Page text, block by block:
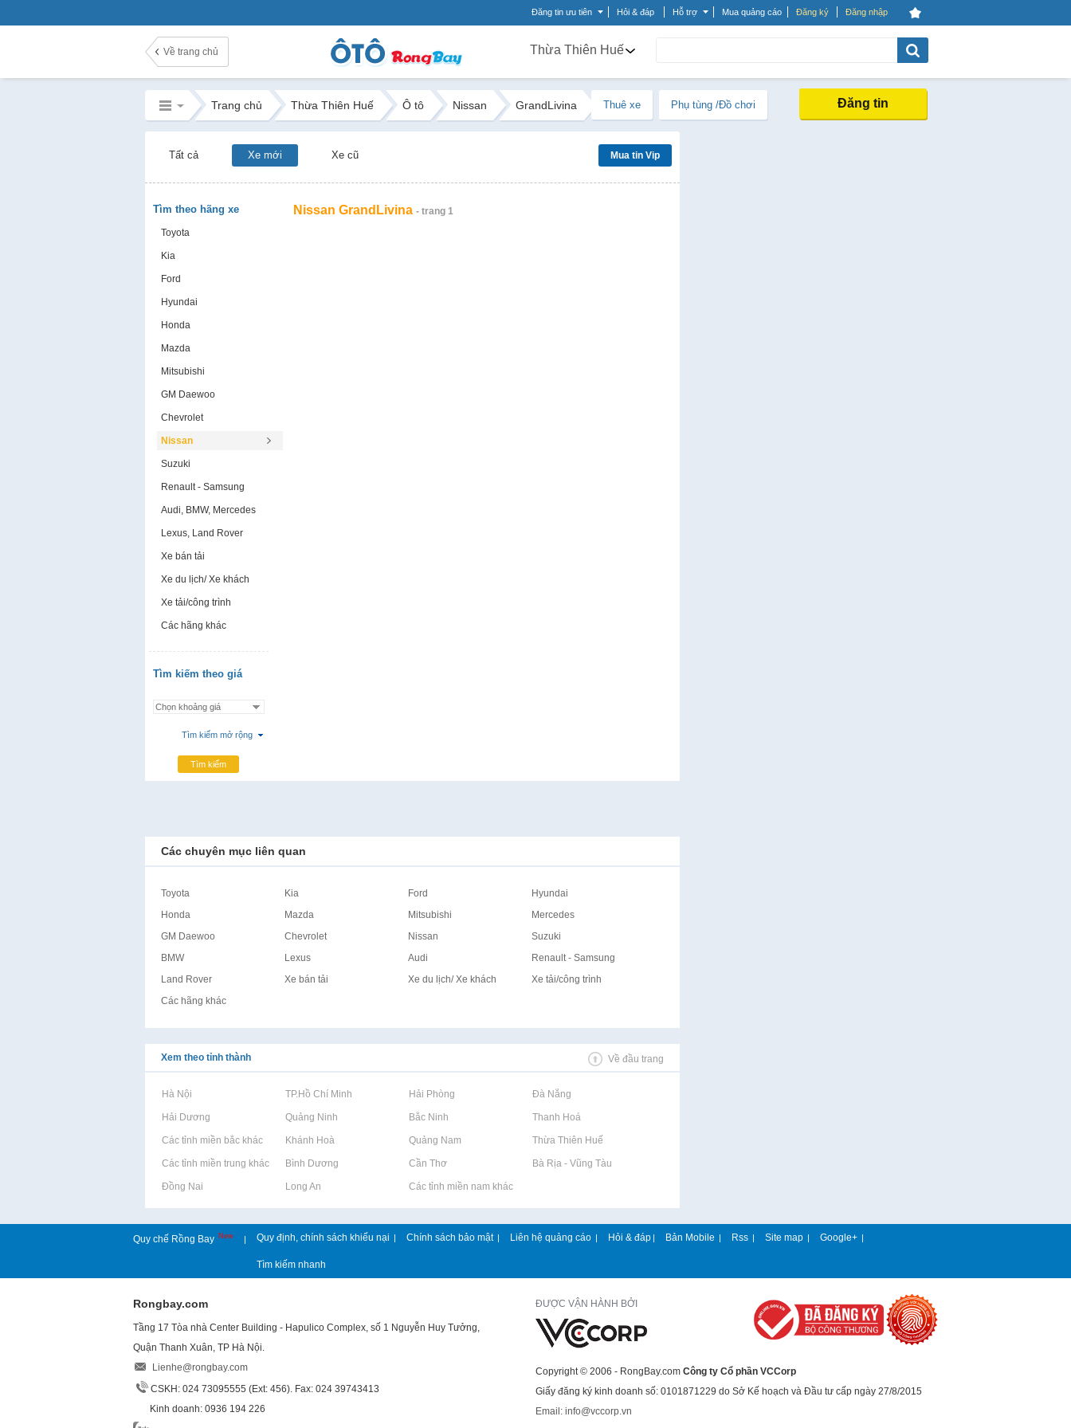
Đăng tin ưu tiên Hỏi & đáp Hỗ trợ Mua quảng cáo Đăng ký Đăng nhập
Về trang chủ Thừa Thiên Huế
Trang chủ Thừa Thiên Huế Ô tô Nissan GrandLivina Thuê xe Phụ tùng /Đồ chơi Đăng tin
Tất cả Xe mới Xe cũ Mua tin Vip
Tìm theo hãng xe
Toyota
Kia
Ford
Hyundai
Honda
Mazda
Mitsubishi
GM Daewoo
Chevrolet
Nissan
Suzuki
Renault - Samsung
Audi, BMW, Mercedes
Lexus, Land Rover
Xe bán tải
Xe du lịch/ Xe khách
Xe tải/công trình
Các hãng khác
Tìm kiếm theo giá
Tìm kiếm mở rộng
Tìm kiếm
Nissan GrandLivina - trang 1
Các chuyên mục liên quan
Toyota Kia Ford
Hyundai
Honda
Mazda Mitsubishi
Mercedes
GM Daewoo
Chevrolet Nissan
Suzuki
BMW
Lexus Audi
Renault - Samsung
Land Rover
Xe bán tải Xe du lịch/ Xe khách
Xe tải/công trình
Các hãng khác
Xem theo tỉnh thành Về đầu trang
Rao vặt tại Hà Nội Rao vặt tại TP.Hồ Chí Minh Rao vặt tại Hải Phòng Rao vặt tại Đà Nẵng
Rao vặt tại Hải Dương Rao vặt tại Quảng Ninh Rao vặt tại Bắc Ninh Rao vặt tại Thanh Hoá
Rao vặt tại Các tỉnh miền bắc khácRao vặt tại Khánh Hoà Rao vặt tại Quảng Nam Rao vặt tại Thừa Thiên Huế
Rao vặt tại Các tỉnh miền trung khácRao vặt tại Bình Dương Rao vặt tại Cần Thơ Rao vặt tại Bà Rịa - Vũng Tàu
Rao vặt tại Đồng Nai Rao vặt tại Long An Rao vặt tại Các tỉnh miền nam khác
Quy chế Rồng Bay New | Quy định, chính sách khiếu nại | Chính sách bảo mật | Liên hệ quảng cáo | Hỏi & đáp | Bản Mobile | Rss | Site map | Google+ |
Tìm kiếm nhanh
Rongbay.com
Tầng 17 Tòa nhà Center Building - Hapulico Complex, số 1 Nguyễn Huy Tưởng,
Quận Thanh Xuân, TP Hà Nội.
Lienhe@rongbay.com
CSKH: 024 73095555 (Ext: 456). Fax: 024 39743413
Kinh doanh: 0936 194 226
ĐƯỢC VẬN HÀNH BỞI
Copyright © 2006 - RongBay.com Công ty Cổ phần VCCorp
Giấy đăng ký kinh doanh số: 0101871229 do Sở Kế hoạch và Đầu tư cấp ngày 27/8/2015
Email: info@vccorp.vn